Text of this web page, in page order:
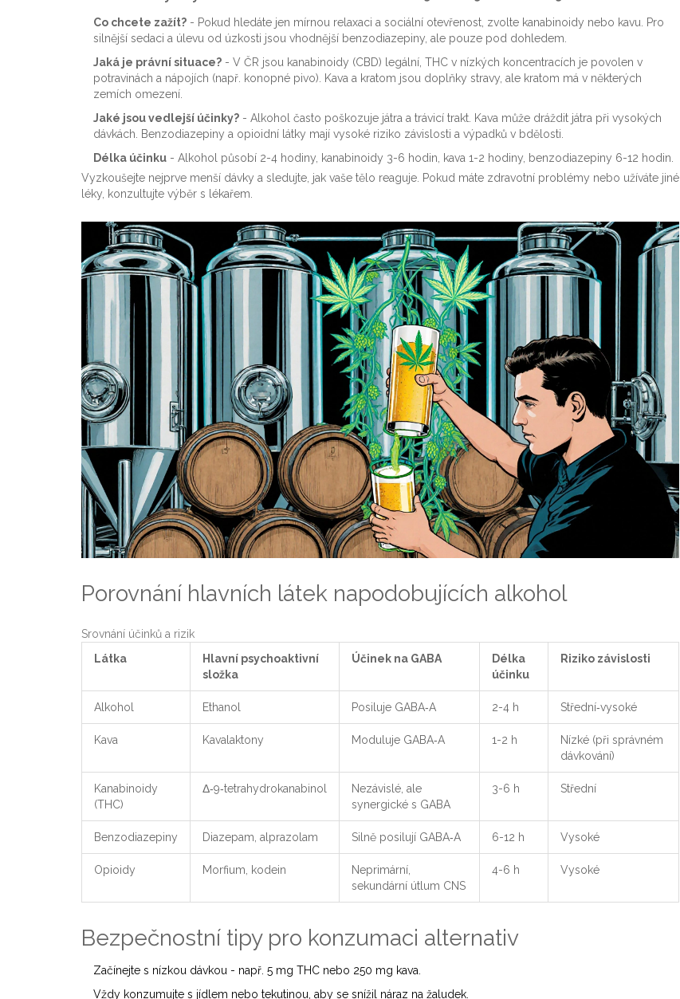
Co chcete zažít? - Pokud hledáte jen mírnou relaxaci a sociální otevřenost, zvolte kanabinoidy nebo kavu. Pro
silnější sedaci a úlevu od úzkosti jsou vhodnější benzodiazepiny, ale pouze pod dohledem.
Jaká je právní situace? - V ČR jsou kanabinoidy (CBD) legální, THC v nízkých koncentracích je povolen v
potravinách a nápojích (např. konopné pivo). Kava a kratom jsou doplňky stravy, ale kratom má v některých
zemích omezení.
Jaké jsou vedlejší účinky? - Alkohol často poškozuje játra a trávicí trakt. Kava může dráždit játra při vysokých
dávkách. Benzodiazepiny a opioidní látky mají vysoké riziko závislosti a výpadků v bdělosti.
Délka účinku - Alkohol působí 2-4 hodiny, kanabinoidy 3-6 hodin, kava 1-2 hodiny, benzodiazepiny 6-12 hodin.
Vyzkoušejte nejprve menší dávky a sledujte, jak vaše tělo reaguje. Pokud máte zdravotní problémy nebo užíváte jiné
léky, konzultujte výběr s lékařem.
Porovnání hlavních látek napodobujících alkohol
Srovnání účinků a rizik
Látka
Hlavní psychoaktivní
složka
Účinek na GABA
Délka
účinku
Riziko závislosti
Alkohol Ethanol Posiluje GABA‑A 2-4 h Střední‑vysoké
Kava Kavalaktony Moduluje GABA‑A 1-2 h
Nízké (při správném
dávkování)
Kanabinoidy
(THC)
Δ‑9‑tetrahydrokanabinol
Nezávislé, ale
synergické s GABA
3-6 h Střední
Benzodiazepiny Diazepam, alprazolam Silně posilují GABA‑A 6-12 h Vysoké
Opioidy Morfium, kodein
Neprimární,
sekundární útlum CNS
4-6 h Vysoké
Bezpečnostní tipy pro konzumaci alternativ
Začínejte s nízkou dávkou - např. 5 mg THC nebo 250 mg kava.
Vždy konzumujte s jídlem nebo tekutinou, aby se snížil náraz na žaludek.